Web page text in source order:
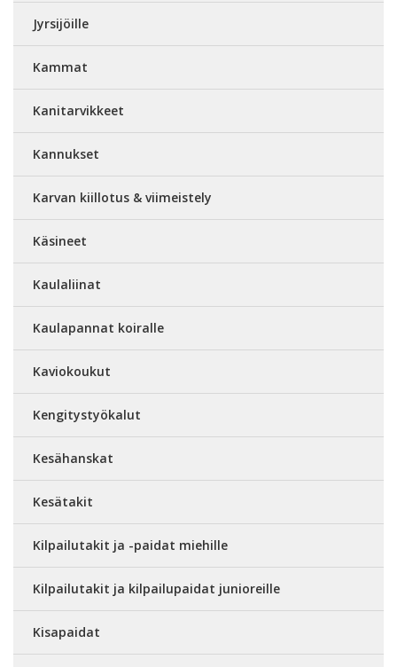
Jyrsijöille
Kammat
Kanitarvikkeet
Kannukset
Karvan kiillotus & viimeistely
Käsineet
Kaulaliinat
Kaulapannat koiralle
Kaviokoukut
Kengitystyökalut
Kesähanskat
Kesätakit
Kilpailutakit ja -paidat miehille
Kilpailutakit ja kilpailupaidat junioreille
Kisapaidat